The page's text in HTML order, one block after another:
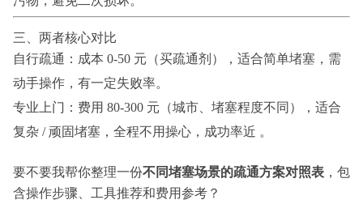
三、两者核心对比
自行疏通：成本 0-50 元（买疏通剂），适合简单堵塞，需
动手操作，有一定失败率。
专业上门：费用 80-300 元（城市、堵塞程度不同），适合
复杂 / 顽固堵塞，全程不用操心，成功率近 。
要不要我帮你整理一份不同堵塞场景的疏通方案对照表 ，包
含操作步骤、工具推荐和费用参考？